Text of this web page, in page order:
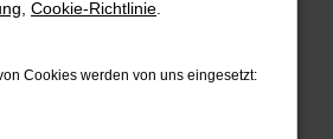
zum Beispiel deine
bestimmter Seiten
Cookie-Richtlinie
Cookies werden von uns eingesetzt: